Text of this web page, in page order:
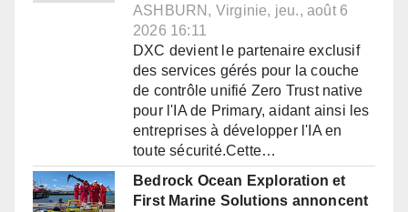
ASHBURN, Virginie, jeu., août 6
2026 16:11
DXC devient le partenaire exclusif
des services gérés pour la couche
de contrôle unifié Zero Trust native
pour l'IA de Primary, aidant ainsi les
entreprises à développer l'IA en
toute sécurité.Cette…
Bedrock Ocean Exploration et
First Marine Solutions annoncent